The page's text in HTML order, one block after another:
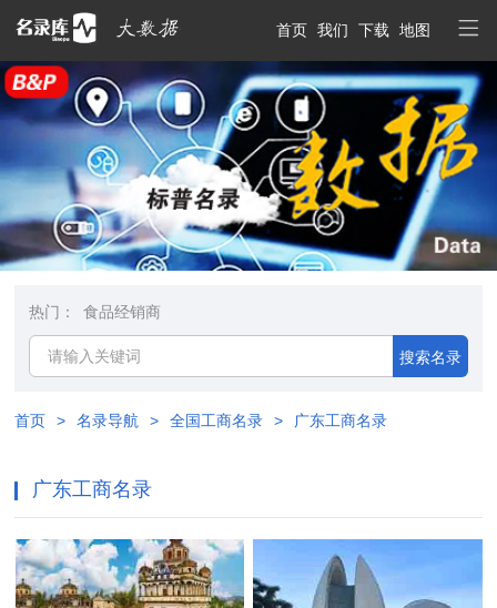
首页 我们 下载 地图
热门： 食品经销商
搜索名录
首页 > 名录导航 > 全国工商名录 > 广东工商名录
广东工商名录